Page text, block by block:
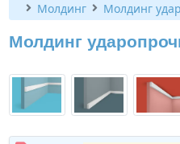
Молдинг
Молдинг
Молдинг